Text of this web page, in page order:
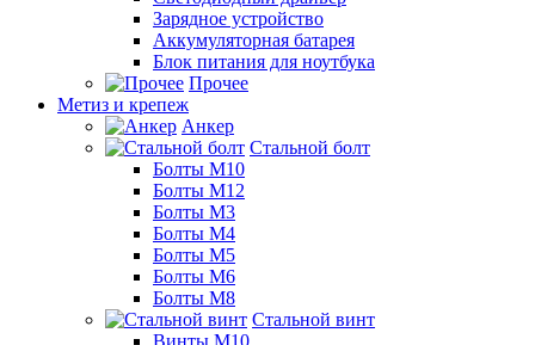
Зарядное устройство
Аккумуляторная батарея
Блок питания для ноутбука
Прочее
Метиз и крепеж
Анкер
Стальной болт
Болты М10
Болты М12
Болты М3
Болты М4
Болты М5
Болты М6
Болты М8
Стальной винт
Винты М10